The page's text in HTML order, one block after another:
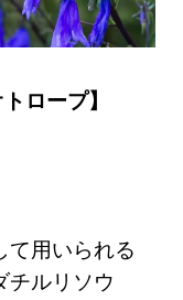
ロープ】
て用いられる
チルリソウ